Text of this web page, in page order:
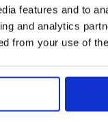
features and to
and analytics
from your use of